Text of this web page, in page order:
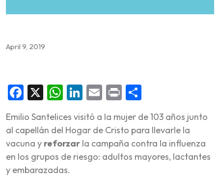
April 9, 2019
Facebook
X WhatsApp
LinkedIn
Email
Print
Emilio Santelices visitó a la mujer de 103 años junto
al capellán del Hogar de Cristo para llevarle la
vacuna y reforzar la campaña contra la influenza
en los grupos de riesgo: adultos mayores, lactantes
y embarazadas.